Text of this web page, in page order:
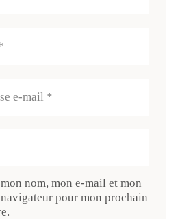
nom, mon e-mail et mon
pour mon prochain